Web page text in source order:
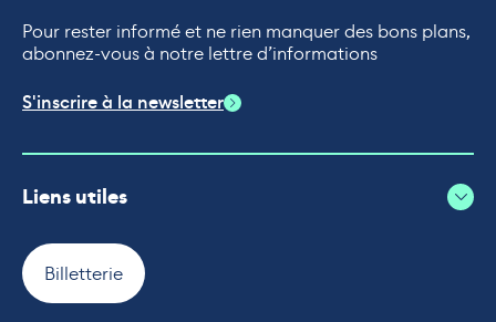
Pour rester informé et ne rien manquer des bons plans,
abonnez-vous à notre lettre d’informations
S'inscrire à la newsletter
Liens utiles
Billetterie